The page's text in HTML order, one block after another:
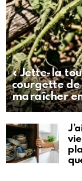
« Jette-la
courgette
maraîcher